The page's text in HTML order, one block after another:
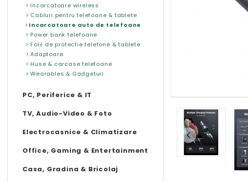
Incarcatoare wireless
Cabluri pentru telefoane & tablete
Incarcatoare auto de telefoane
Power bank telefoane
Folii de protectie telefone & tablete
Adaptoare
Huse & carcase telefoane
Wearables & Gadgeturi
PC, Periferice & IT
TV, Audio-Video & Foto
Electrocasnice & Climatizare
Office, Gaming & Entertainment
Casa, Gradina & Bricolaj